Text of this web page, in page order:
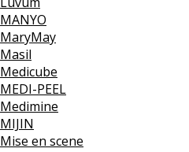
MANYO
MaryMay
Masil
Medicube
MEDI-PEEL
Medimine
MIJIN
Mise en scene